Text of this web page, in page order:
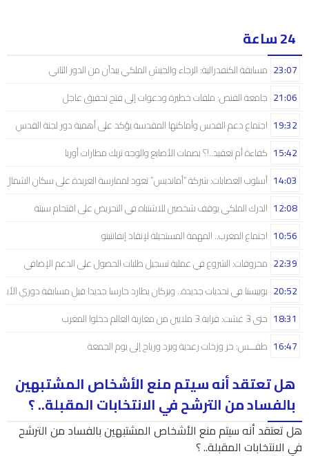
24 ساعة
مسابقة الكنفدرالية: الرجاء والجيش الملكي يبدآن من الدور الثاني 23:07
جامعة القنص: ملفات خطيرة ودعوات إلى فتح تحقيق عاجل 21:06
اجتماع دعم القدس وأماكنها المقدسة يؤكد على أهمية دور لجنة القدس 19:32
كفاءة أم تعقيد..!؟ بصمات الأصابع والوجه تربك مطارات أوربا 15:42
أسلوب العصابات: شركة “أمانديس” تعود لممارسة العربدة على سكان 14:03
الدرك الملكي يوقف شخصين للاشتباه في التحريض على اقتحام سبتة 12:08
اجتماع المغرب.. المهمة المستحيلة لإنقاذ إنفانتينو 10:56
محروقات: الشروع في عملية تسجيل طلبات الحصول على الدعم الإضافي 22:39
بوبيستا في تحديات جديدة.. وبركان يطارد حارسا جديدا قبل مسابقة دوري 20:52
حتى 3 غشت: قرابة 3 ملايين من مغاربة العالم دخلوا المغرب 18:31
طقـــس: حر وزخات رعدية وبرَد ورياح إلى يوم الجمعة 16:47
هل تعتقد أنه سيتم منع الأشخاص المشتبهين
بالفساد من الترشح في الانتخابات المقبلة.. ؟
هل تعتقد أنه سيتم منع الأشخاص المشتبهين بالفساد من الترشح
في الانتخابات المقبلة.. ؟